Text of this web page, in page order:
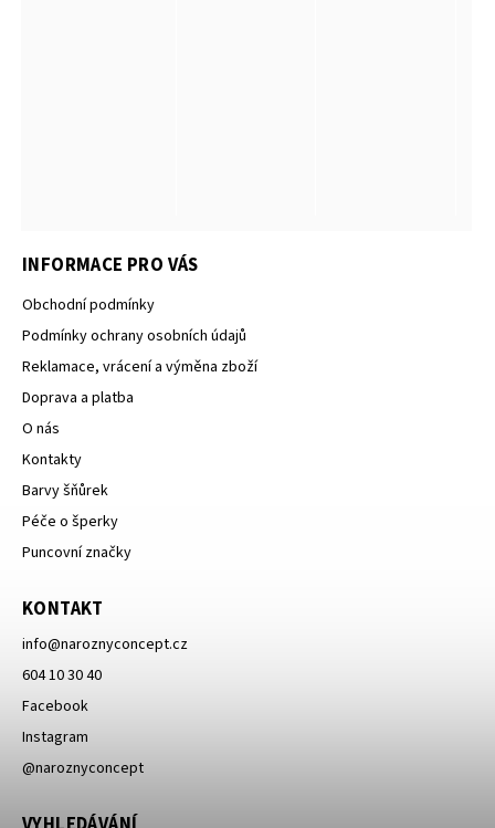
INFORMACE PRO VÁS
Obchodní podmínky
Podmínky ochrany osobních údajů
Reklamace, vrácení a výměna zboží
Doprava a platba
O nás
Kontakty
Barvy šňůrek
Péče o šperky
Puncovní značky
KONTAKT
info@naroznyconcept.cz
604 10 30 40
Facebook
Instagram
@naroznyconcept